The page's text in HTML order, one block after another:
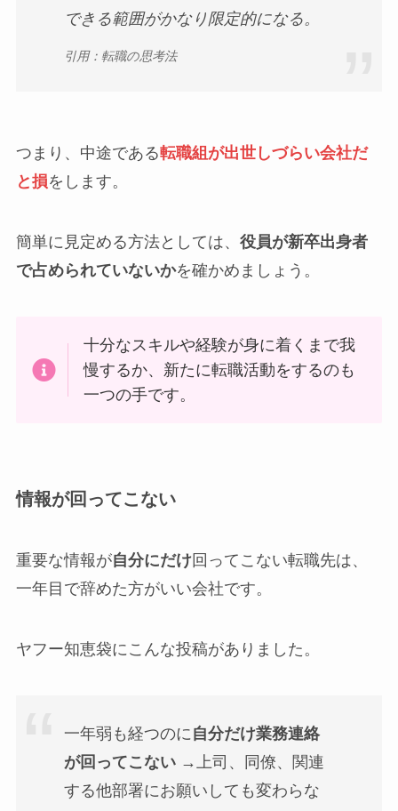
できる範囲がかなり限定的になる。
引用：転職の思考法
つまり、中途である転職組が出世しづらい会社だ
と損をします。
簡単に見定める方法としては、 役員が新卒出身者
で占められていないかを確かめましょう。
十分なスキルや経験が身に着くまで我
慢するか、新たに転職活動をするのも
一つの手です。
情報が回ってこない
重要な情報が自分にだけ回ってこない転職先は、
一年目で辞めた方がいい会社です。
ヤフー知恵袋にこんな投稿がありました。
一年弱も経つのに 自分だけ業務連絡
が回ってこない→上司、同僚、関連
する他部署にお願いしても変わらな